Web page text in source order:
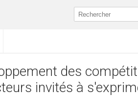
des
invités à